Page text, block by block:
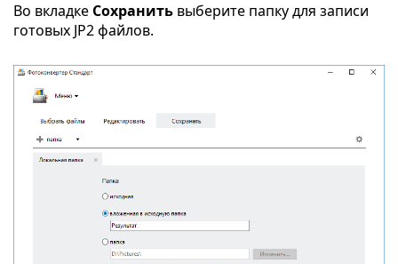
Во вкладке Сохранить выберите папку для записи
готовых JP2 файлов.